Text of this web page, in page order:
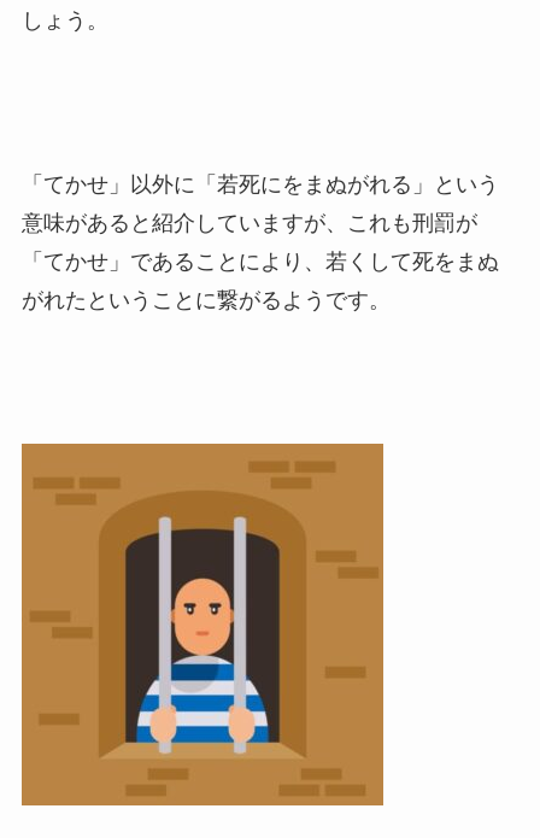
しょう。
「てかせ」以外に「若死にをまぬがれる」という
意味があると紹介していますが、これも刑罰が
「てかせ」であることにより、若くして死をまぬ
がれたということに繋がるようです。